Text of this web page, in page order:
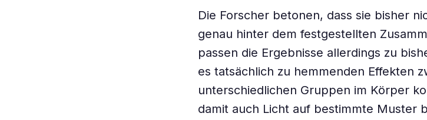
Die Forscher betonen, dass sie bisher
genau hinter dem festgestellten
passen die Ergebnisse allerdings zu
es tatsächlich zu hemmenden Effekten
unterschiedlichen Gruppen im Körper
damit auch Licht auf bestimmte Muster